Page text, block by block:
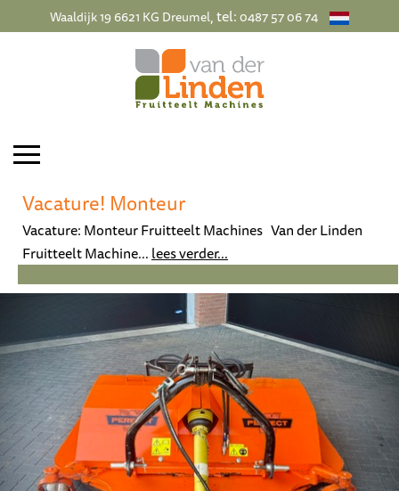
Waaldijk 19 6621 KG Dreumel, tel:0487 57 06 74
Vacature! Monteur
Vacature: Monteur Fruitteelt Machines Van der Linden
Fruitteelt Machine...lees verder...